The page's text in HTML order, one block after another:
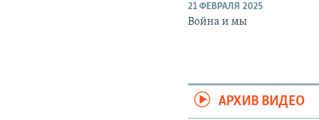
21 ФЕВРАЛЯ 2025
Война и мы
АРХИВ ВИДЕО